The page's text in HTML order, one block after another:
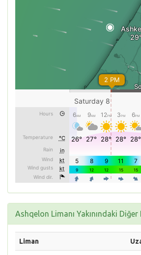
Ashqelon Limanı Yakınındaki
Liman